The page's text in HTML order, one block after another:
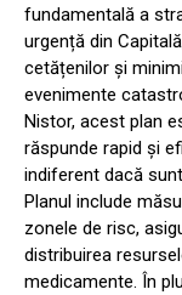
fundamentală a
urgență din
cetățenilor și
evenimente
Nistor, acest plan
răspunde rapid și
indiferent dacă
Planul include
zonele de risc,
distribuirea
medicamente. În